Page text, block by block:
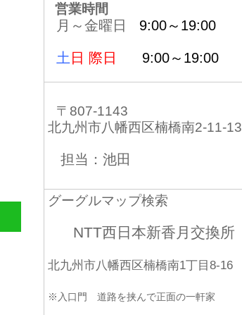
営業時間
月～金曜日 9:00～19:00
土 日 際日 9:00～19:00
〒807-1143
北九州市八幡西区楠橋南2-11-13
担当：池田
グーグルマップ検索
NTT西日本新香月交換所
北九州市八幡西区楠橋南1丁目8-16
※入口門 道路を挟んで正面の一軒家